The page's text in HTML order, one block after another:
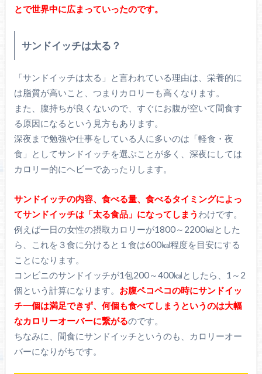
とで世界中に広まっていったのです。
サンドイッチは太る？
「サンドイッチは太る」と言われている理由は、栄養的に
は脂質が高いこと、つまりカロリーも高くなります。
また、腹持ちが良くないので、すぐにお腹が空いて間食す
る原因になるという見方もあります。
深夜まで勉強や仕事をしている人に多いのは「軽食・夜
食」としてサンドイッチを選ぶことが多く、深夜にしては
カロリー的にヘビーであったりします。
サンドイッチの内容、食べる量、食べるタイミングによっ
てサンドイッチは「太る食品」になってしまう わけです。
例えば一日の女性の摂取カロリーが1800～2200㎉とした
ら、これを３食に分けると１食は600㎉程度を目安にする
ことになります。
コンビニのサンドイッチが1包200～400㎉としたら、1～2
個という計算になります。 お腹ペコペコの時にサンドイッ
チ一個は満足できず、何個も食べてしまうというのは大幅
なカロリーオーバーに繋がるのです。
ちなみに、間食にサンドイッチというのも、カロリーオー
バーになりがちです。